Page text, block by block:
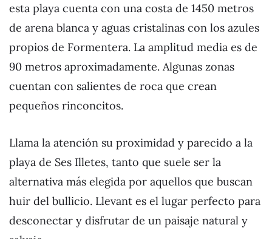
esta playa cuenta con una costa de 1450 metros
de arena blanca y aguas cristalinas con los azules
propios de Formentera. La amplitud media es de
90 metros aproximadamente. Algunas zonas
cuentan con salientes de roca que crean
pequeños rinconcitos.
Llama la atención su proximidad y parecido a la
playa de Ses Illetes, tanto que suele ser la
alternativa más elegida por aquellos que buscan
huir del bullicio. Llevant es el lugar perfecto para
desconectar y disfrutar de un paisaje natural y